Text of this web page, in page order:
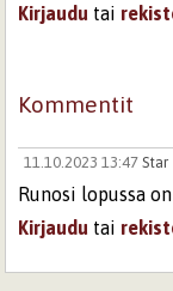
Kirjaudu tai
Kommentit
11.10.2023 13:47 Star
Runosi lopussa
Kirjaudu tai